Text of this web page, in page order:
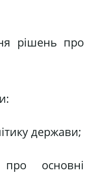
рішень про
держави;
основні